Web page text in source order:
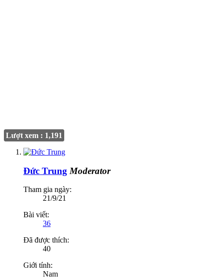
Lượt xem : 1,191
Đức Trung Moderator
Tham gia ngày:
21/9/21
Bài viết:
36
Đã được thích:
40
Giới tính:
Nam